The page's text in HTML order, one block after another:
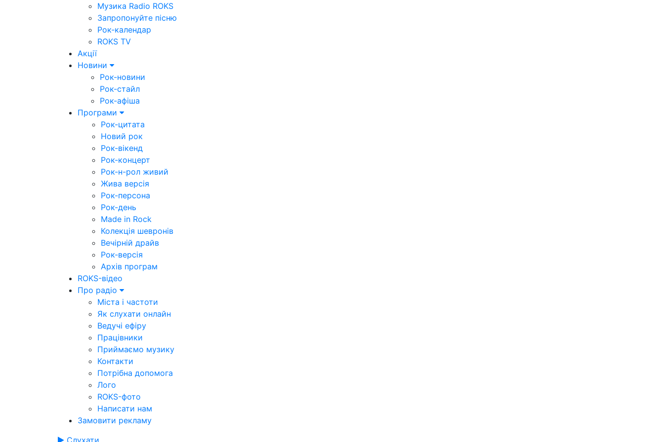
Музика Radio ROKS
Запропонуйте пісню
Рок-календар
ROKS TV
Акції
Новини
Рок-новини
Рок-стайл
Рок-афіша
Програми
Рок-цитата
Новий рок
Рок-вікенд
Рок-концерт
Рок-н-рол живий
Жива версія
Рок-персона
Рок-день
Made in Rock
Колекція шевронів
Вечірній драйв
Рок-версія
Архів програм
ROKS-відео
Про радіо
Міста і частоти
Як слухати онлайн
Ведучі ефіру
Працівники
Приймаємо музику
Контакти
Потрібна допомога
Лого
ROKS-фото
Написати нам
Замовити рекламу
Слухати